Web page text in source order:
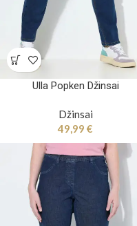
Ulla Popken Džinsai
Džinsai
49,99 €